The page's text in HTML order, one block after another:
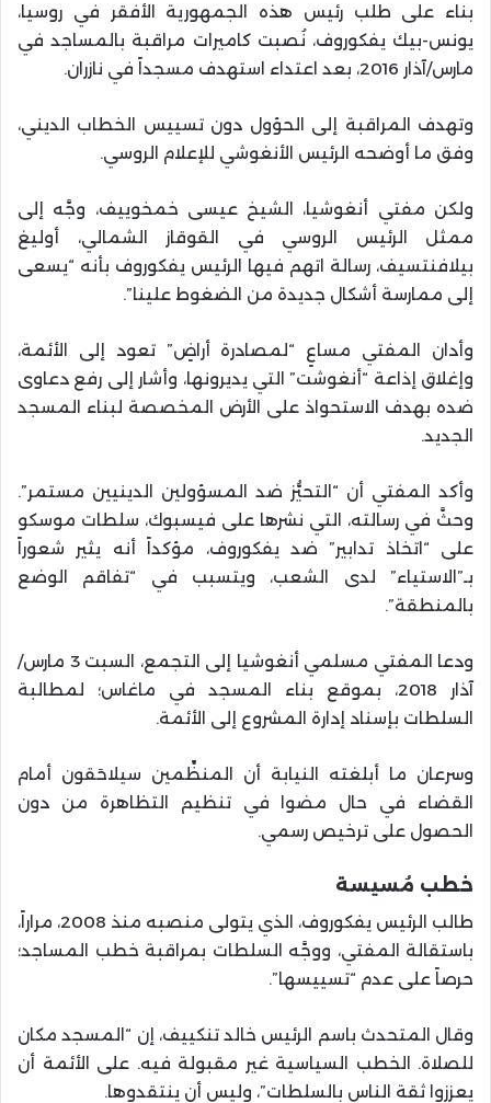
بناء على طلب رئيس هذه الجمهورية الأفقر في روسيا،
يونس-بيك يفكوروف، نُصبت كاميرات مراقبة بالمساجد في
مارس/آذار 2016، بعد اعتداء استهدف مسجداً في نازران.
وتهدف المراقبة إلى الحؤول دون تسييس الخطاب الديني،
وفق ما أوضحه الرئيس الأنغوشي للإعلام الروسي.
ولكن مفتي أنغوشيا، الشيخ عيسى خمخوييف، وجَّه إلى
ممثل الرئيس الروسي في القوقاز الشمالي، أوليغ
بيلافنتسيف، رسالة اتهم فيها الرئيس يفكوروف بأنه “يسعى
إلى ممارسة أشكال جديدة من الضغوط علينا”.
وأدان المفتي مساعٍ “لمصادرة أراضٍ” تعود إلى الأئمة،
وإغلاق إذاعة “أنغوشت” التي يديرونها، وأشار إلى رفع دعاوى
ضده بهدف الاستحواذ على الأرض المخصصة لبناء المسجد
الجديد.
وأكد المفتي أن “التحيُّز ضد المسؤولين الدينيين مستمر”.
وحثَّ في رسالته، التي نشرها على فيسبوك، سلطات موسكو
على “اتخاذ تدابير” ضد يفكوروف، مؤكداً أنه يثير شعوراً
بـ”الاستياء” لدى الشعب، ويتسبب في “تفاقم الوضع
بالمنطقة”.
ودعا المفتي مسلمي أنغوشيا إلى التجمع، السبت 3 مارس/
آذار 2018، بموقع بناء المسجد في ماغاس؛ لمطالبة
السلطات بإسناد إدارة المشروع إلى الأئمة.
وسرعان ما أبلغته النيابة أن المنظِّمين سيلاحَقون أمام
القضاء في حال مضوا في تنظيم التظاهرة من دون
الحصول على ترخيص رسمي.
خطب مُسيسة
طالب الرئيس يفكوروف، الذي يتولى منصبه منذ 2008، مراراً،
باستقالة المفتي، ووجَّه السلطات بمراقبة خطب المساجد؛
حرصاً على عدم “تسييسها”.
وقال المتحدث باسم الرئيس خالد تنكييف، إن “المسجد مكان
للصلاة. الخطب السياسية غير مقبولة فيه. على الأئمة أن
يعززوا ثقة الناس بالسلطات”، وليس أن ينتقدوها.